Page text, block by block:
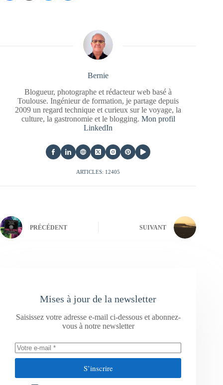
Bernie
Blogueur, photographe et rédacteur web basé à
Toulouse. Ingénieur de formation, je partage depuis
2009 un regard technique et curieux sur le voyage, la
culture, la gastronomie et le blogging. Mon profil
LinkedIn
ARTICLES: 12405
PRÉCÉDENT SUIVANT
Mises à jour de la newsletter
Saisissez votre adresse e-mail ci-dessous et abonnez-
vous à notre newsletter
S’inscrire